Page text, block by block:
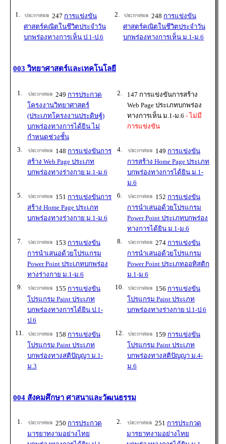
1. 247 การแข่งขัน
ศาสตร์คณิตในชีวิตประจำวัน
บกพร่องทางการเห็น ป.1-ป.6
2. 248 การแข่งขัน
ศาสตร์คณิตในชีวิตประจำวัน
บกพร่องทางการเห็น ม.1-ม.6
003 วิทยาศาสตร์และเทคโนโลยี
1. 249 การประกวด
โครงงานวิทยาศาสตร์
(ประเภทโครงงานประดิษฐ์)
บกพร่องทางการได้ยิน ไม่
กำหนดช่วงชั้น
2.
147 การแข่งขันการสร้าง
Web Page ประเภทบกพร่อง
ทางการเห็น ม.1-ม.6 - ไม่มี
การแข่งขัน
3. 148 การแข่งขันการ
สร้าง Web Page ประเภท
บกพร่องทางร่างกาย ม.1-ม.6
4. 149 การแข่งขัน
การสร้าง Home Page ประเภท
บกพร่องทางการได้ยิน ม.1-
ม.6
5.
151 การแข่งขันการ
สร้าง Home Page ประเภท
บกพร่องทางร่างกาย ม.1-ม.6
6. 152 การแข่งขัน
การนำเสนอด้วยโปรแกรม
Power Point ประเภทบกพร่อง
ทางการได้ยิน ม.1-ม.6
7.
153 การแข่งขัน
การนำเสนอด้วยโปรแกรม
Power Point ประเภทบกพร่อง
ทางร่างกาย ม.1-ม.6
8. 274 การแข่งขัน
การนำเสนอด้วยโปรแกรม
Power Point ประเภทออทิสติก
ม.1-ม.6
9.
155 การแข่งขัน
โปรแกรม Paint ประเภท
บกพร่องทางการได้ยิน ป.1-
ป.6
10. 156 การแข่งขัน
โปรแกรม Paint ประเภท
บกพร่องทางร่างกาย ป.1-ป.6
11. 158 การแข่งขัน
โปรแกรม Paint ประเภท
บกพร่องทางสติปัญญา ม.1-
ม.3
12. 159 การแข่งขัน
โปรแกรม Paint ประเภท
บกพร่องทางสติปัญญา ม.4-
ม.6
004 สังคมศึกษา ศาสนาและวัฒนธรรม
1. 250 การประกวด
มารยาทงามอย่างไทย
2. 251 การประกวด
มารยาทงามอย่างไทย